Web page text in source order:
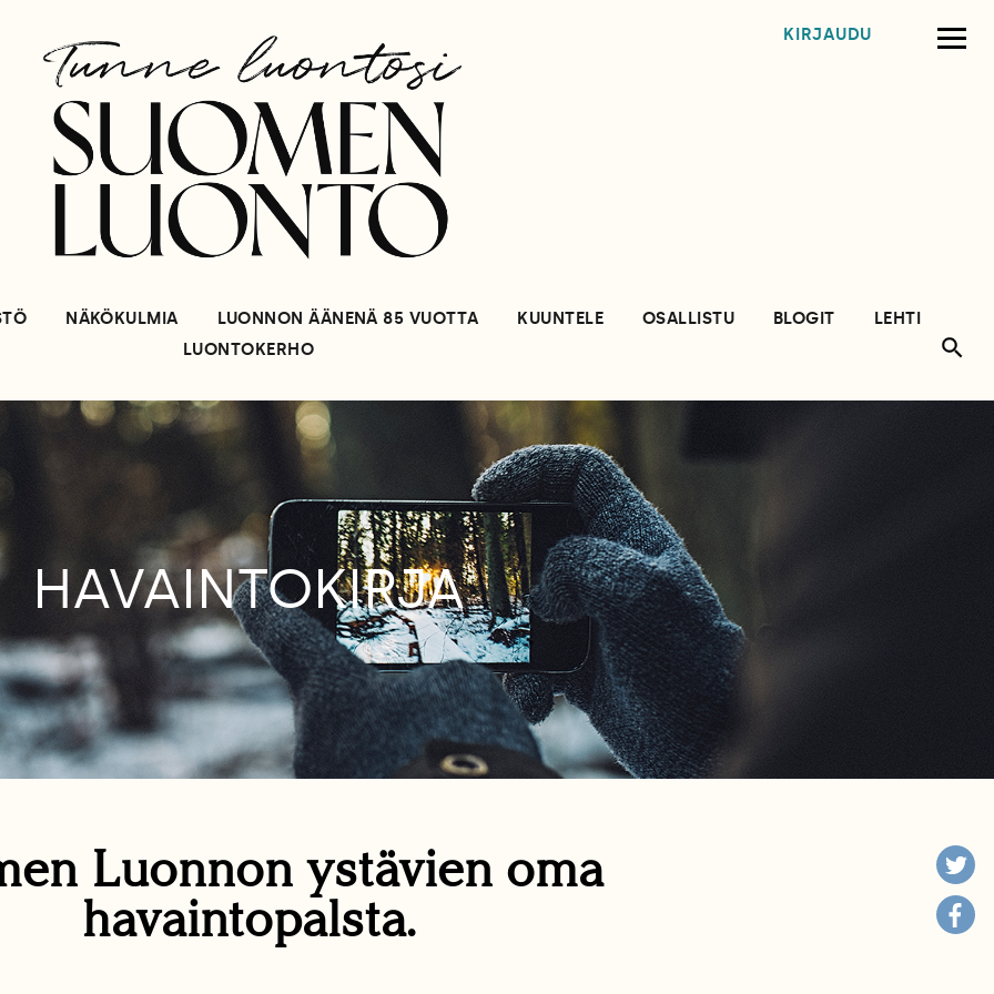
KIRJAUDU
NÄKÖKULMIA LUONNON ÄÄNENÄ 85 VUOTTA KUUNTELE OSALLISTU BLOGIT
LEHTI
LUONTOKERHO
HAVAINTOKIRJA
Luonnon ystävien oma
havaintopalsta.